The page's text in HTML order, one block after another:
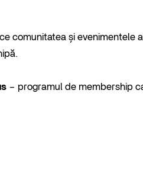
comunitatea și
– programul de membership